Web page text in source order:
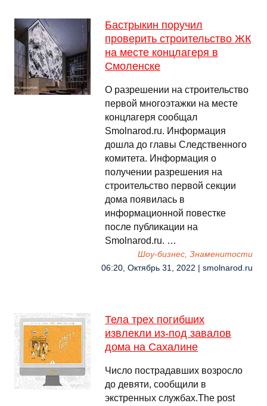
Бастрыкин поручил
проверить строительство ЖК
на месте концлагеря в
Смоленске
О разрешении на строительство
первой многоэтажки на месте
концлагеря сообщал
Smolnarod.ru. Информация
дошла до главы Следственного
комитета. Информация о
получении разрешения на
строительство первой секции
дома появилась в
информационной повестке
после публикации на
Smolnarod.ru. …
Шоу-бизнес, Знаменитости
06:20, Октябрь 31, 2022 | smolnarod.ru
Тела трех погибших
извлекли из-под завалов
дома на Сахалине
Число пострадавших возросло
до девяти, сообщили в
экстренных службах.The post